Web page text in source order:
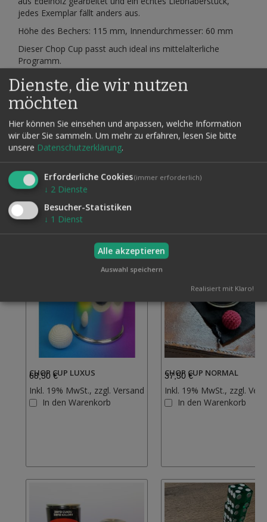
jedes Exemplar fällt anders aus.
Höhe des Bechers: 115 mm, Innendurchmesser: 60 mm
Dieser Chop Cup passt auch ideal ins mittelalterliche
Programm.
Außerdem ist der Becher bestens für Dice Stacking
verwendbar.
Als Schlussladung wären nachfolgende Früchte "passend":
Tomate, Mandarine, Kartoffel, Zitrone, kleiner roter Apfel,
Schaumkuss!
Verwandte Artikel
CHOP CUP LUXUS
68,50 €
Inkl. 19% MwSt., zzgl. Versand
In den Warenkorb
CHOP CUP NORMAL
37,50 €
Inkl. 19% MwSt., zzgl.
In den Warenkorb
Dienste, die wir nutzen
möchten
Hier können Sie einsehen und anpassen, welche Information
wir über Sie sammeln. Um mehr zu erfahren, lesen Sie bitte
unsere Datenschutzerklärung.
Erforderliche Cookies(immer erforderlich)
↓ 2 Dienste
Besucher-Statistiken
↓ 1 Dienst
Alle akzeptieren
Auswahl speichern
Realisiert mit Klaro!